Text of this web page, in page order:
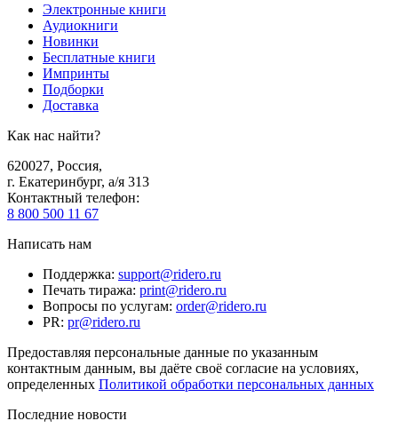
Электронные книги
Аудиокниги
Новинки
Бесплатные книги
Импринты
Подборки
Доставка
Как нас найти?
620027, Россия,
г. Екатеринбург, а/я 313
Контактный телефон:
8 800 500 11 67
Написать нам
Поддержка: support@ridero.ru
Печать тиража: print@ridero.ru
Вопросы по услугам: order@ridero.ru
PR: pr@ridero.ru
Предоставляя персональные данные по указанным
контактным данным, вы даёте своё согласие на условиях,
определенных Политикой обработки персональных данных
Последние новости